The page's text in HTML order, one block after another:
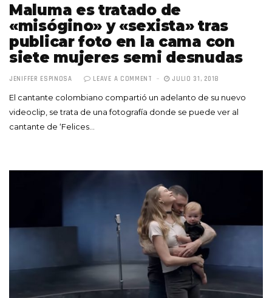
Maluma es tratado de
«misógino» y «sexista» tras
publicar foto en la cama con
siete mujeres semi desnudas
JENIFFER ESPINOSA LEAVE A COMMENT JULIO 31, 2018
El cantante colombiano compartió un adelanto de su nuevo
videoclip, se trata de una fotografía donde se puede ver al
cantante de ‘Felices…